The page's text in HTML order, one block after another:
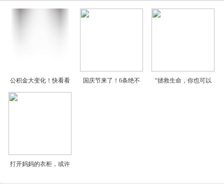
公积金大变化！快看看 国庆节来了！6条绝不 “拯救生命，你也可以
打开妈妈的衣柜，或许